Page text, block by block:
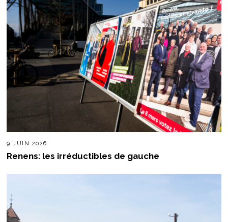
9 JUIN 2026
Renens: les irréductibles de gauche